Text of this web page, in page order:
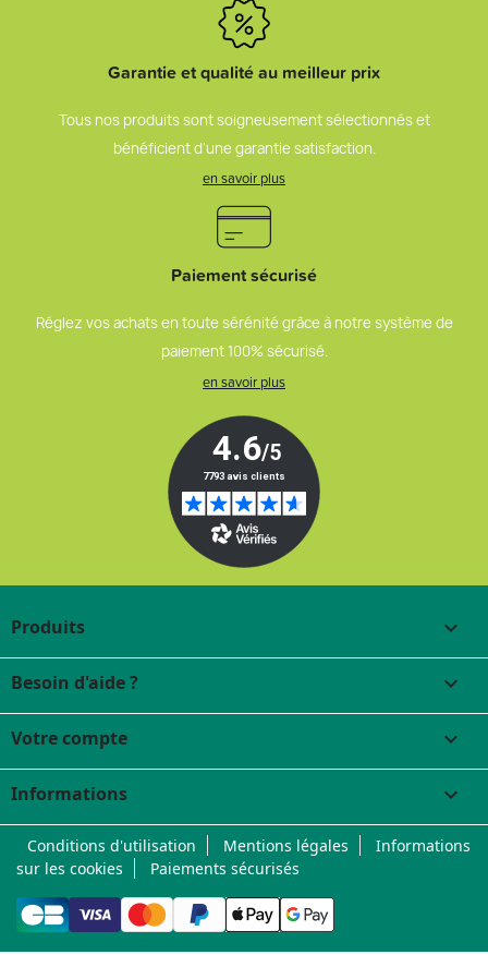
Garantie et qualité au meilleur prix
Tous nos produits sont soigneusement sélectionnés et
bénéficient d’une garantie satisfaction.
en savoir plus
Paiement sécurisé
Réglez vos achats en toute sérénité grâce à notre système de
paiement 100% sécurisé.
en savoir plus
Produits 
Besoin d'aide ? 
Votre compte 
Informations keyboard_arrow_down
Conditions d'utilisation Mentions légales
Informations
sur les cookies
Paiements sécurisés